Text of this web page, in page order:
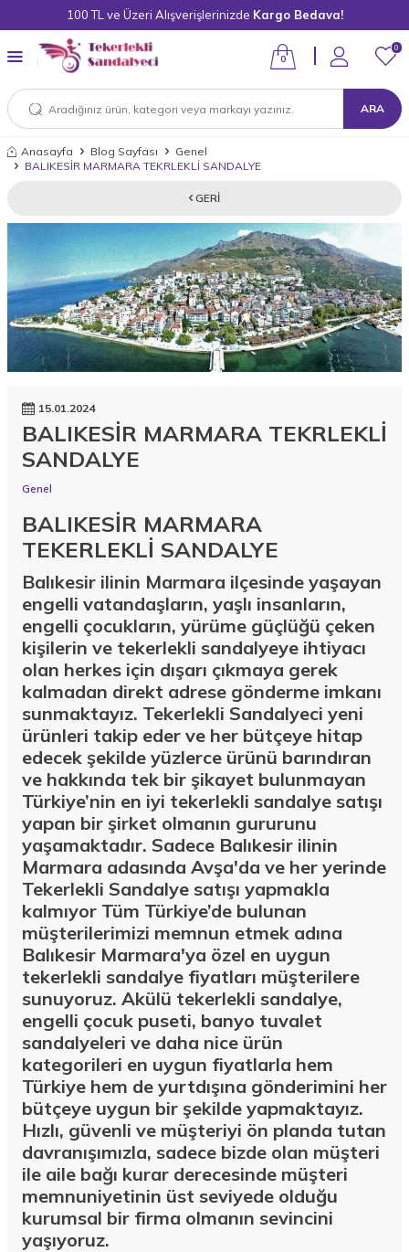
100 TL ve Üzeri Alışverişlerinizde Kargo Bedava!
ARA
0
0
Anasayfa Blog Sayfası
Genel
BALIKESİR MARMARA TEKRLEKLİ SANDALYE
GERI
15.01.2024
BALIKESİR MARMARA TEKRLEKLİ
SANDALYE
Genel
BALIKESİR MARMARA
TEKERLEKLİ SANDALYE
Balıkesir ilinin Marmara ilçesinde yaşayan
engelli vatandaşların, yaşlı insanların,
engelli çocukların, yürüme güçlüğü çeken
kişilerin ve tekerlekli sandalyeye ihtiyacı
olan herkes için dışarı çıkmaya gerek
kalmadan direkt adrese gönderme imkanı
sunmaktayız. Tekerlekli Sandalyeci yeni
ürünleri takip eder ve her bütçeye hitap
edecek şekilde yüzlerce ürünü barındıran
ve hakkında tek bir şikayet bulunmayan
Türkiye’nin en iyi tekerlekli sandalye satışı
yapan bir şirket olmanın gururunu
yaşamaktadır. Sadece Balıkesir ilinin
Marmara adasında Avşa'da ve her yerinde
Tekerlekli Sandalye satışı yapmakla
kalmıyor Tüm Türkiye’de bulunan
müşterilerimizi memnun etmek adına
Balıkesir Marmara'ya özel en uygun
tekerlekli sandalye fiyatları müşterilere
sunuyoruz. Akülü tekerlekli sandalye,
engelli çocuk puseti, banyo tuvalet
sandalyeleri ve daha nice ürün
kategorileri en uygun fiyatlarla hem
Türkiye hem de yurtdışına gönderimini her
bütçeye uygun bir şekilde yapmaktayız.
Hızlı, güvenli ve müşteriyi ön planda tutan
davranışımızla, sadece bizde olan müşteri
ile aile bağı kurar derecesinde müşteri
memnuniyetinin üst seviyede olduğu
kurumsal bir firma olmanın sevincini
yaşıyoruz.